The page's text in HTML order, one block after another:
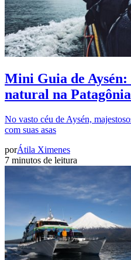
Mini Guia de Aysén:
natural na
No vasto céu de Aysén,
com suas asas
porÁtila Ximenes
7 minutos de leitura